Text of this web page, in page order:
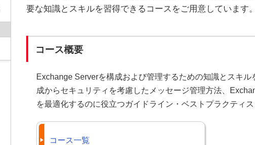
要な知識とスキルを習得できるコースをご用意しています。
コース概要
Exchange Serverを構成および管理するための知識とスキ
成からセキュリティを考慮したメッセージ管理方法、
を最適化するのに役立つガイドライン・ベストプラクティス
コース一覧